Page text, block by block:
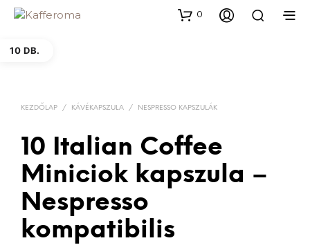
0
10 DB.
KEZDŐLAP / KÁVÉKAPSZULA / NESPRESSO KAPSZULÁK
10 Italian Coffee
Miniciok kapszula –
Nespresso
kompatibilis